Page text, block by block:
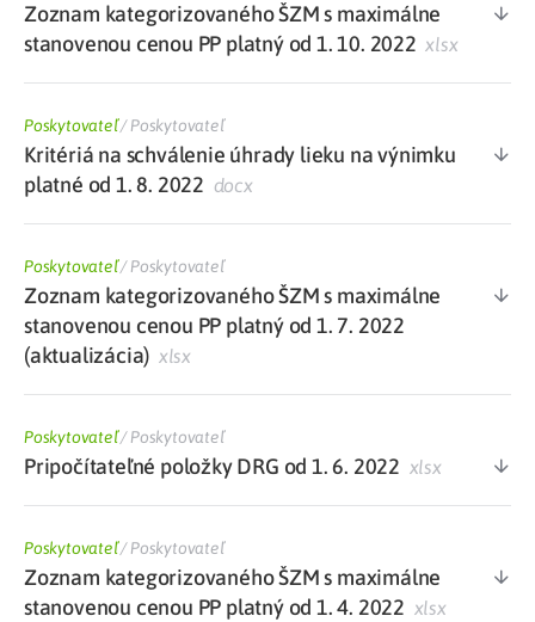
Zoznam kategorizovaného ŠZM s maximálne
stanovenou cenou PP platný od 1. 10. 2022 xlsx
Poskytovateľ/Poskytovateľ
Kritériá na schválenie úhrady lieku na výnimku
platné od 1. 8. 2022 docx
Poskytovateľ/Poskytovateľ
Zoznam kategorizovaného ŠZM s maximálne
stanovenou cenou PP platný od 1. 7. 2022
(aktualizácia) xlsx
Poskytovateľ/Poskytovateľ
Pripočítateľné položky DRG od 1. 6. 2022 xlsx
Poskytovateľ/Poskytovateľ
Zoznam kategorizovaného ŠZM s maximálne
stanovenou cenou PP platný od 1. 4. 2022 xlsx